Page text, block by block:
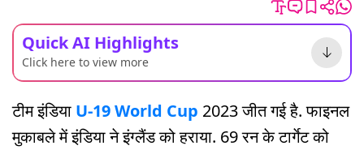
Quick AI Highlights
Click here to view more
टीम इंडिया U-19 World Cup 2023 जीत गई है. फाइनल
मुकाबले में इंडिया ने इंग्लैंड को हराया. 69 रन के टार्गेट को